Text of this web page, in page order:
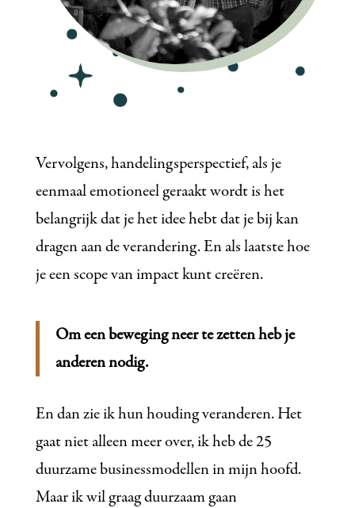
Vervolgens, handelingsperspectief, als je
eenmaal emotioneel geraakt wordt is het
belangrijk dat je het idee hebt dat je bij kan
dragen aan de verandering. En als laatste hoe
je een scope van impact kunt creëren.
Om een beweging neer te zetten heb je
anderen nodig.
En dan zie ik hun houding veranderen. Het
gaat niet alleen meer over, ik heb de 25
duurzame businessmodellen in mijn hoofd.
Maar ik wil graag duurzaam gaan